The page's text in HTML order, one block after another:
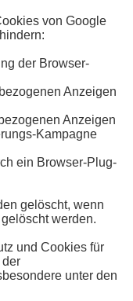
von Google
der Browser-
Anzeigen
Anzeigen
Kampagne
ein Browser-Plug-
gelöscht, wenn
werden.
und Cookies für
unter den